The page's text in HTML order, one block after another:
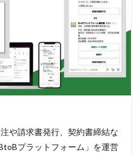
や請求書発行、契約書締結な
プラットフォーム」を運営